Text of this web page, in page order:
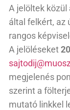
A jelöltek közül
által felkért, az
rangos
A jelöléseket
megjelenés
szerint a
mutató linkkel